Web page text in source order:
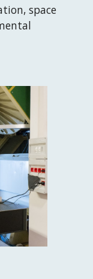
space